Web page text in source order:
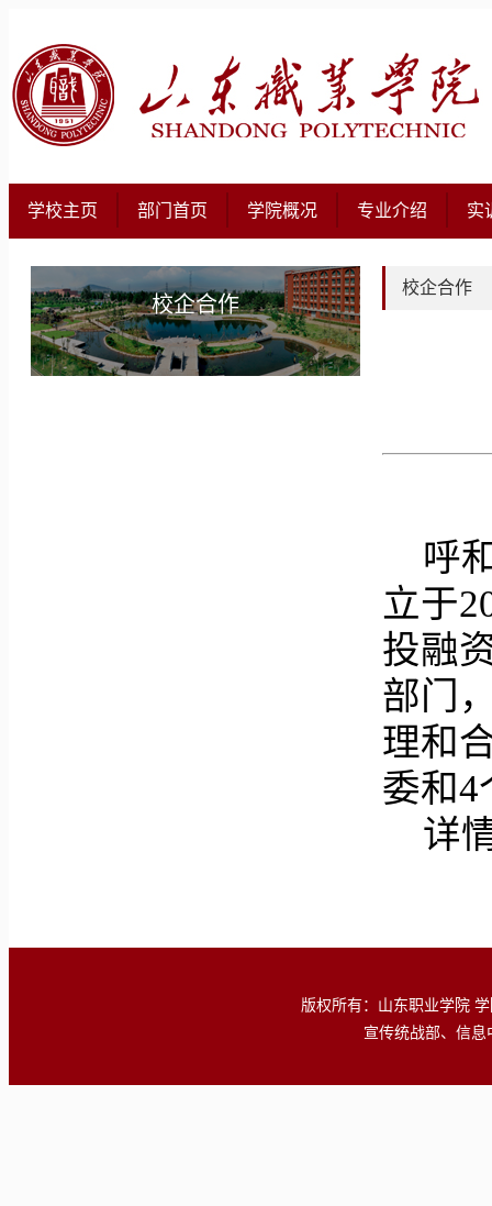
学校主页 部门首页 学院概况 专业介绍 实
校企合作
校企合作
呼
立于
投融
部门
理和
委和4
详
版权所有：山东职业学院
宣传统战部、信